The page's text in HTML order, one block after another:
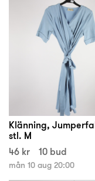
Klänning,
stl. M
46 kr
10 bud
mån 10 aug 20:00